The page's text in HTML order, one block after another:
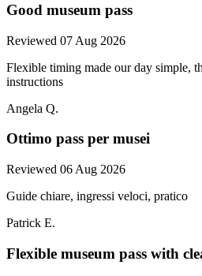
Good museum pass
Reviewed 07 Aug 2026
Flexible timing made our day simple,
instructions
Angela Q.
Ottimo pass per musei
Reviewed 06 Aug 2026
Guide chiare, ingressi veloci, pratico
Patrick E.
Flexible museum pass with